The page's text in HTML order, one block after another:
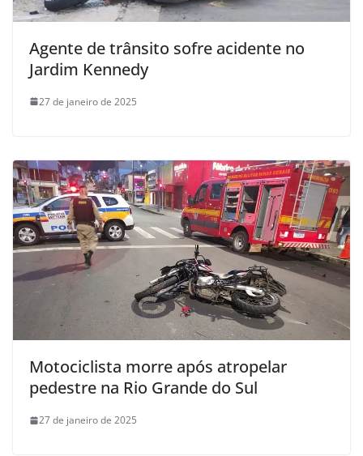
Agente de trânsito sofre acidente no
Jardim Kennedy
27 de janeiro de 2025
Motociclista morre após atropelar
pedestre na Rio Grande do Sul
27 de janeiro de 2025